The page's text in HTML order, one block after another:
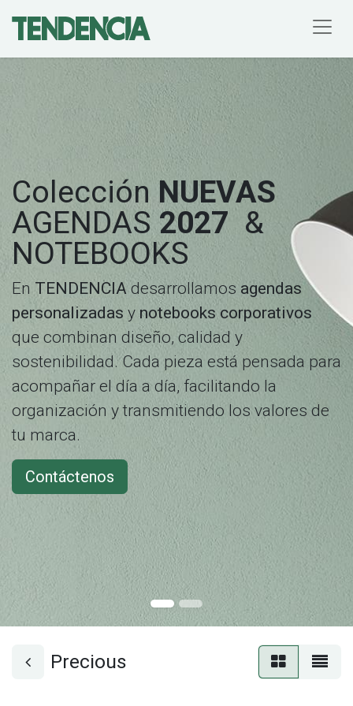
Colección NUEVAS
AGENDAS2027 &
NOTEBOOKS
En TENDENCIA desarrollamos agendas
personalizadas y notebooks corporativos
que combinan diseño, calidad y
sostenibilidad. Cada pieza está pensada para
acompañar el día a día, facilitando la
organización y transmitiendo los valores de
tu marca.
Contáctenos
Precious